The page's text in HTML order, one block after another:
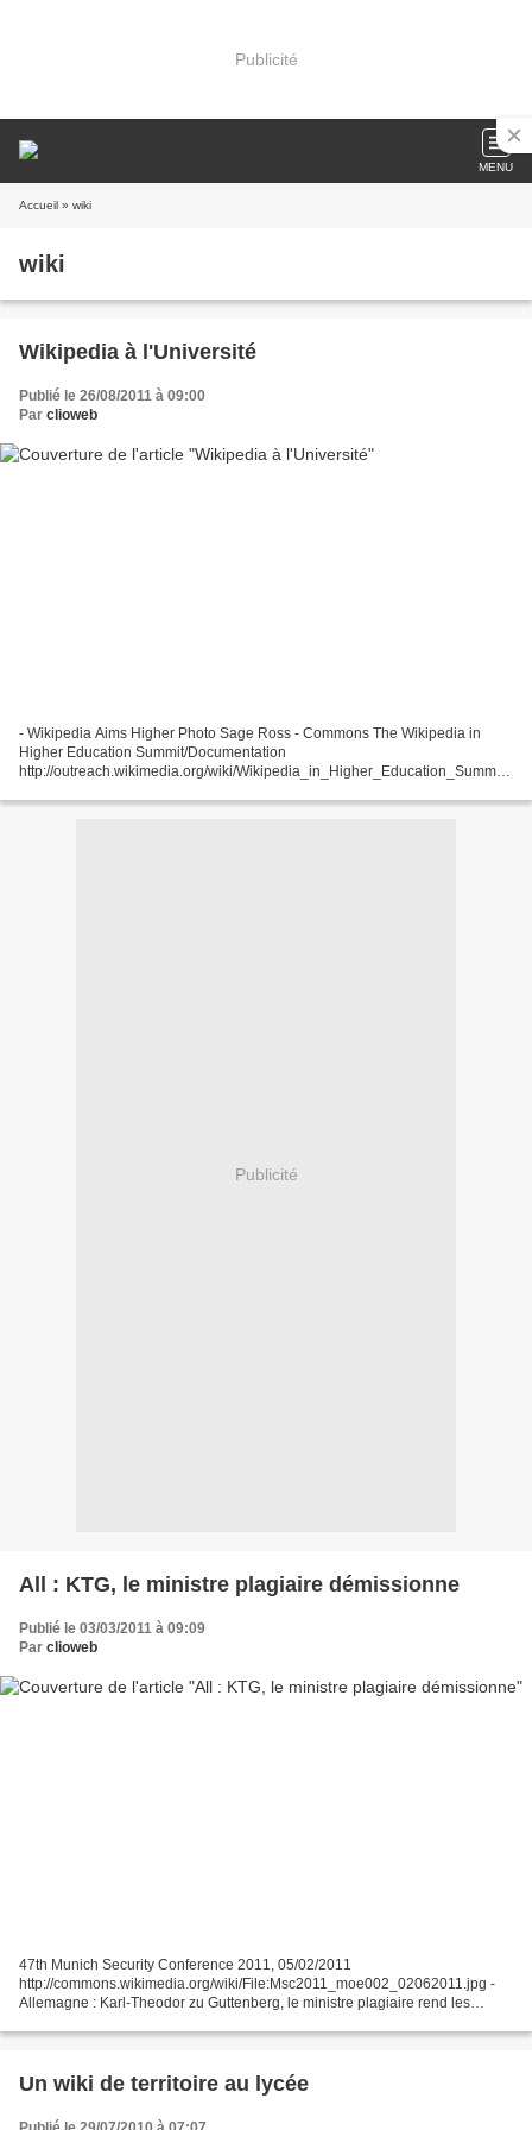
Publicité
MENU
Accueil » wiki
wiki
Wikipedia à l'Université
Publié le 26/08/2011 à 09:00
Par clioweb
- Wikipedia Aims Higher Photo Sage Ross - Commons The Wikipedia in
Higher Education Summit/Documentation
http://outreach.wikimedia.org/wiki/Wikipedia_in_Higher_Education_Summit
Publicité
All : KTG, le ministre plagiaire démissionne
Publié le 03/03/2011 à 09:09
Par clioweb
47th Munich Security Conference 2011, 05/02/2011
http://commons.wikimedia.org/wiki/File:Msc2011_moe002_02062011.jpg -
Allemagne : Karl-Theodor zu Guttenberg, le ministre plagiaire rend les
Un wiki de territoire au lycée